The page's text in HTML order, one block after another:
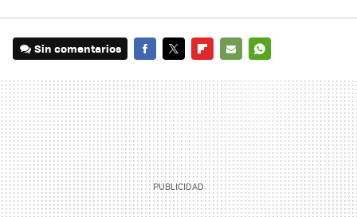
Sin comentarios
MAIL